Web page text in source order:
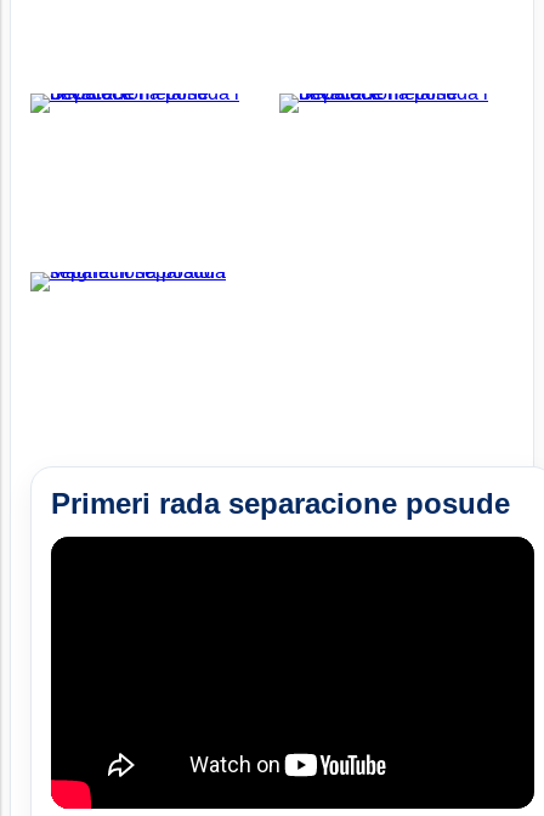
Primeri rada separacione posude